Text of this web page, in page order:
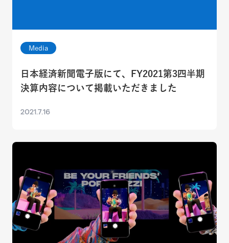
Media
日本経済新聞電子版にて、FY2021第3四半期
決算内容について掲載いただきました
2021.7.16